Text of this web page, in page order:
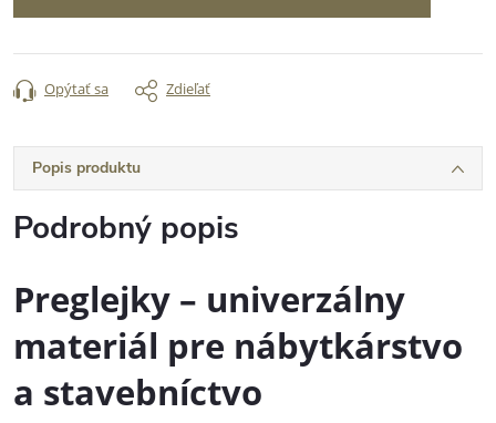
Opýtať sa Zdieľať
Popis produktu
Podrobný popis
Preglejky – univerzálny
materiál pre nábytkárstvo
a stavebníctvo